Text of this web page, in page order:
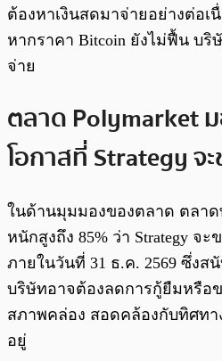
ต้องหาเงินสดมาจ่ายอย่างต่อเ
หากราคา Bitcoin ยังไม่ฟื้น บริ
จ่าย
ตลาด Polymarket
โอกาสที่ Strategy จ
ในด้านมุมมองของตลาด ตลาด
หนักสูงถึง 85% ว่า Strategy จะ
ภายในวันที่ 31 ธ.ค. 2569 ซึ่งส
บริษัทอาจต้องลดการกู้ยืมหรือ
สภาพคล่อง สอดคล้องกับทิศท
อยู่